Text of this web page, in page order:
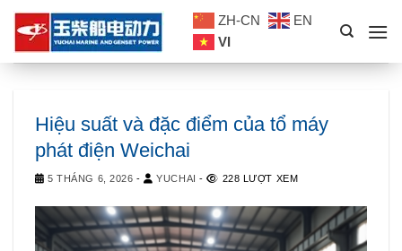
Skip
content
ZH-CN
EN
VI
Hiệu suất và đặc điểm của tổ máy
phát điện Weichai
5 THÁNG 6, 2026 - YUCHAI - 228 LƯỢT XEM